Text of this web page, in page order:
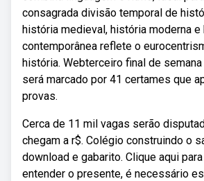
consagrada divisão temporal de
história medieval, história moderna e
contemporânea reflete o
história. Webterceiro final de
será marcado por 41 certames que
provas.
Cerca de 11 mil vagas serão
chegam a r$. Colégio construindo o
download e gabarito. Clique aqui
entender o presente, é necessário